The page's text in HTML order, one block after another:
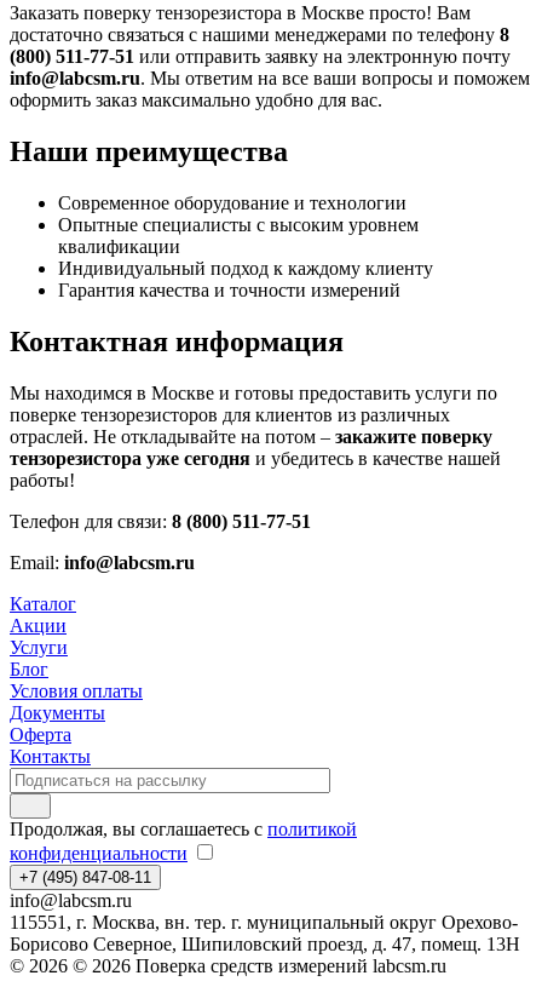
Заказать поверку тензорезистора в Москве просто! Вам
достаточно связаться с нашими менеджерами по телефону 8
(800) 511-77-51 или отправить заявку на электронную почту
info@labcsm.ru. Мы ответим на все ваши вопросы и поможем
оформить заказ максимально удобно для вас.
Наши преимущества
Современное оборудование и технологии
Опытные специалисты с высоким уровнем
квалификации
Индивидуальный подход к каждому клиенту
Гарантия качества и точности измерений
Контактная информация
Мы находимся в Москве и готовы предоставить услуги по
поверке тензорезисторов для клиентов из различных
отраслей. Не откладывайте на потом – закажите поверку
тензорезистора уже сегодня и убедитесь в качестве нашей
работы!
Телефон для связи: 8 (800) 511-77-51
Email: info@labcsm.ru
Каталог
Акции
Услуги
Блог
Условия оплаты
Документы
Оферта
Контакты
Продолжая, вы соглашаетесь с политикой
конфиденциальности
+7 (495) 847-08-11
info@labcsm.ru
115551, г. Москва, вн. тер. г. муниципальный округ Орехово-
Борисово Северное, Шипиловский проезд, д. 47, помещ. 13Н
© 2026 © 2026 Поверка средств измерений labcsm.ru